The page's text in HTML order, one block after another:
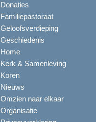
Donaties
Familiepastoraat
Geloofsverdieping
Geschiedenis
Home
Kerk & Samenleving
Koren
Nieuws
Omzien naar elkaar
Organisatie